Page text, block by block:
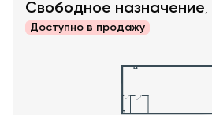
Свободное назначение,
Доступно в продажу